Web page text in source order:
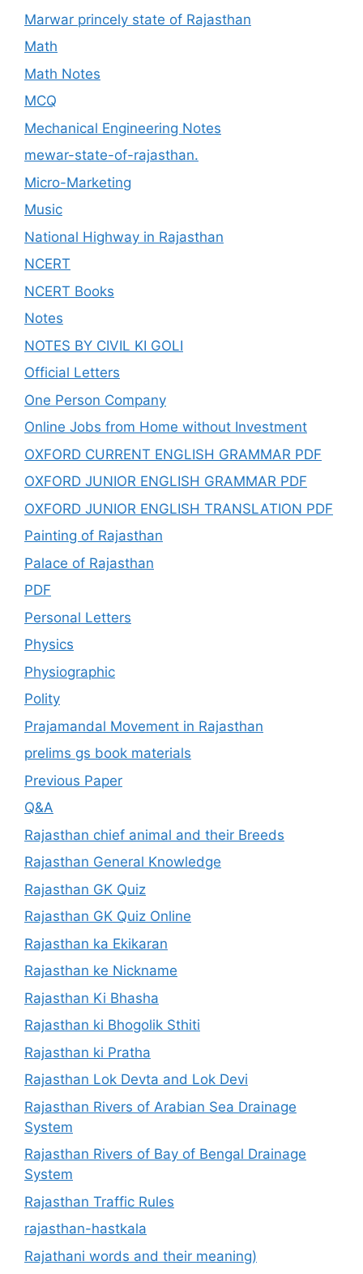
Marwar princely state of Rajasthan
Math
Math Notes
MCQ
Mechanical Engineering Notes
mewar-state-of-rajasthan.
Micro-Marketing
Music
National Highway in Rajasthan
NCERT
NCERT Books
Notes
NOTES BY CIVIL KI GOLI
Official Letters
One Person Company
Online Jobs from Home without Investment
OXFORD CURRENT ENGLISH GRAMMAR PDF
OXFORD JUNIOR ENGLISH GRAMMAR PDF
OXFORD JUNIOR ENGLISH TRANSLATION PDF
Painting of Rajasthan
Palace of Rajasthan
PDF
Personal Letters
Physics
Physiographic
Polity
Prajamandal Movement in Rajasthan
prelims gs book materials
Previous Paper
Q&A
Rajasthan chief animal and their Breeds
Rajasthan General Knowledge
Rajasthan GK Quiz
Rajasthan GK Quiz Online
Rajasthan ka Ekikaran
Rajasthan ke Nickname
Rajasthan Ki Bhasha
Rajasthan ki Bhogolik Sthiti
Rajasthan ki Pratha
Rajasthan Lok Devta and Lok Devi
Rajasthan Rivers of Arabian Sea Drainage
System
Rajasthan Rivers of Bay of Bengal Drainage
System
Rajasthan Traffic Rules
rajasthan-hastkala
Rajathani words and their meaning)